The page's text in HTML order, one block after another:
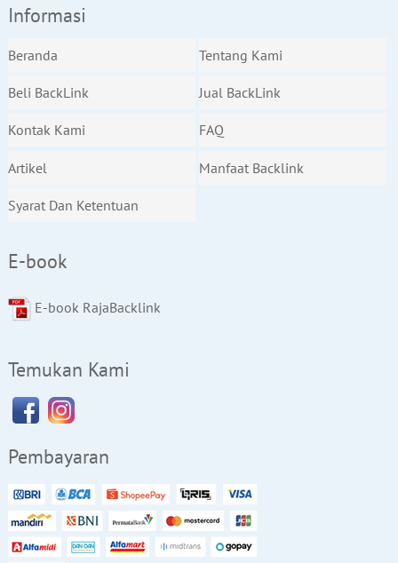
Informasi
Beranda Tentang Kami
Beli BackLink Jual BackLink
Kontak Kami FAQ
Artikel Manfaat Backlink
Syarat Dan Ketentuan
E-book
E-book RajaBacklink
Temukan Kami
Pembayaran